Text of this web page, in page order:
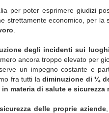
per poter esprimere giudizi
strettamente economico, per la
degli incidenti sui
ancora troppo elevato per
un impegno costante e
fra tutti ladiminuzione di ¼
materia di salute e
delle proprie aziende